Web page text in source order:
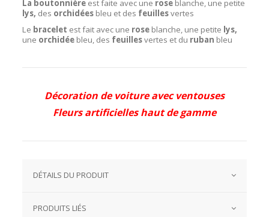
La boutonnière est faite avec une rose blanche, une petite
lys, des orchidées bleu et des feuillesvertes
Le bracelet est fait avec une rose blanche, une petite lys,
une orchidée bleu, des feuillesvertes et du ruban bleu
Décoration de voiture avec ventouses
Fleurs artificielles haut de gamme
DÉTAILS DU PRODUIT
PRODUITS LIÉS